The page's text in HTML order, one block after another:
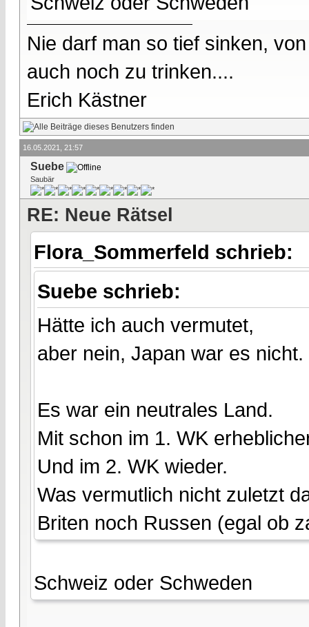
Nie darf man so tief sinken,
auch noch zu trinken....
Erich Kästner
16.05.2021, 21:57
Suebe
Saubär
RE: Neue Rätsel
Flora_Sommerfeld schrieb:
Suebe schrieb:
Hätte ich auch vermutet,
aber nein, Japan war es nicht.
Es war ein neutrales Land.
Mit schon im 1. WK
Und im 2. WK wieder.
Was vermutlich nicht zuletzt
Briten noch Russen (egal ob
Schweiz oder Schweden